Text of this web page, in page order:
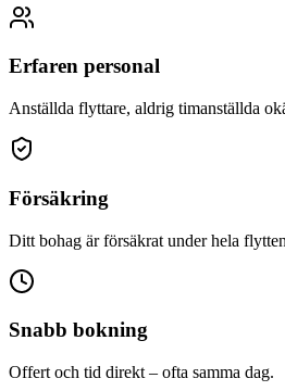
Erfaren personal
Anställda flyttare, aldrig timanställda
Försäkring
Ditt bohag är försäkrat under hela
Snabb bokning
Offert och tid direkt – ofta samma dag.